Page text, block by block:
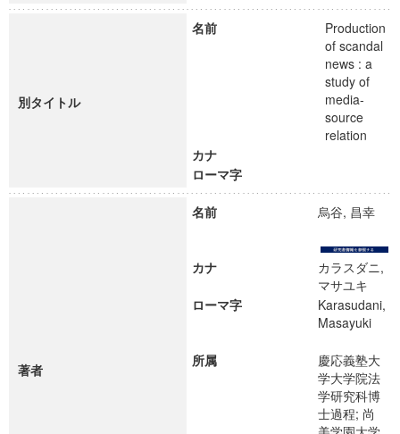
別タイトル
名前
Production
of scandal
news : a
study of
media-
source
relation
カナ
ローマ字
著者
名前 烏谷, 昌幸
カナ
カラスダニ,
マサユキ
ローマ字
Karasudani,
Masayuki
所属
慶応義塾大
学大学院法
学研究科博
士過程; 尚